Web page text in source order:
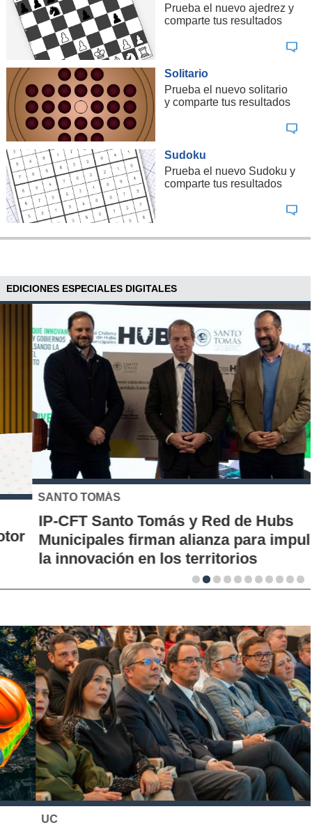
Prueba el nuevo ajedrez y
comparte tus resultados
Solitario
Prueba el nuevo solitario
y comparte tus resultados
Sudoku
Prueba el nuevo Sudoku y
comparte tus resultados
EDICIONES ESPECIALES DIGITALES
SANTO TOMÁS
IP-CFT Santo Tomás y Red de Hubs
Municipales firman alianza para impulsar
la innovación en los territorios